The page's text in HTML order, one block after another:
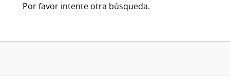
Por favor intente otra búsqueda.